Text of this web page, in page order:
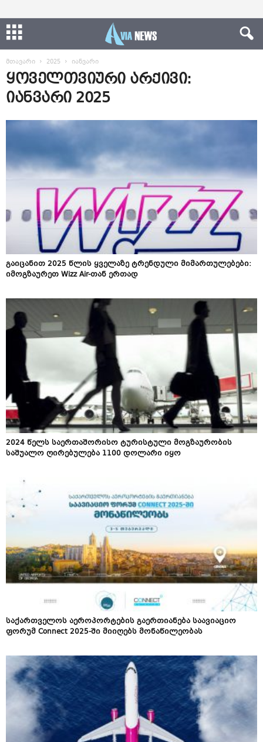
მთავარი 2025 იანვარი
ყოველთვიური არქივი:
იანვარი 2025
გაიცანით 2025 წლის ყველაზე ტრენდული მიმართულებები:
იმოგზაურეთ Wizz Air-თან ერთად
2024 წელს საერთაშორისო ტურისტული მოგზაურობის
საშუალო ღირებულება 1100 დოლარი იყო
საქართველოს აეროპორტების გაერთიანება საავიაციო
ფორუმ Connect 2025-ში მიიღებს მონაწილეობას